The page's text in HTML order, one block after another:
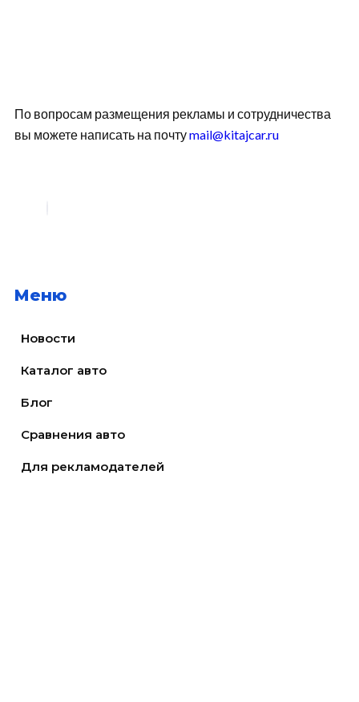
По вопросам размещения рекламы и сотрудничества
вы можете написать на почтуmail@kitajcar.ru
Меню
Новости
Каталог авто
Блог
Сравнения авто
Для рекламодателей